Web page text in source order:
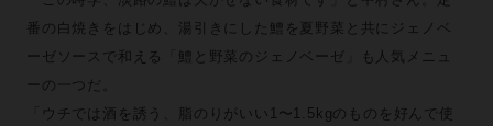
番の白焼きをはじめ、湯引きにした鱧を夏野菜と共にジェノベ
ーゼソースで和える「鱧と野菜のジェノベーゼ」も人気メニュ
ーの一つだ。
「ウチでは酒を誘う、脂のりがいい1〜1.5kgのものを好んで使